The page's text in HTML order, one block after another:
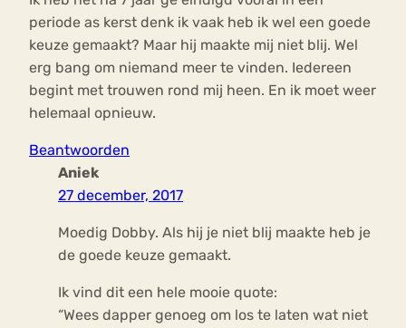
periode as kerst denk ik vaak heb ik wel een goede
keuze gemaakt? Maar hij maakte mij niet blij. Wel
erg bang om niemand meer te vinden. Iedereen
begint met trouwen rond mij heen. En ik moet weer
helemaal opnieuw.
Beantwoorden
Aniek
27 december, 2017
Moedig Dobby. Als hij je niet blij maakte heb je
de goede keuze gemaakt.
Ik vind dit een hele mooie quote:
“Wees dapper genoeg om los te laten wat niet